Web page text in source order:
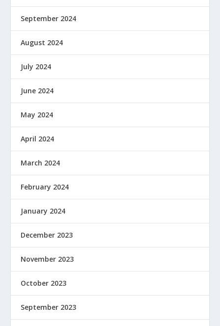
September 2024
August 2024
July 2024
June 2024
May 2024
April 2024
March 2024
February 2024
January 2024
December 2023
November 2023
October 2023
September 2023